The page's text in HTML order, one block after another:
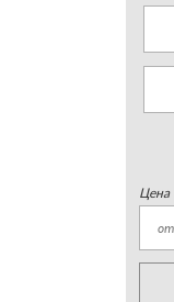
Цена